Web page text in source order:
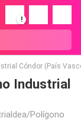
!
Cóndor (País
Industrial
Polígono